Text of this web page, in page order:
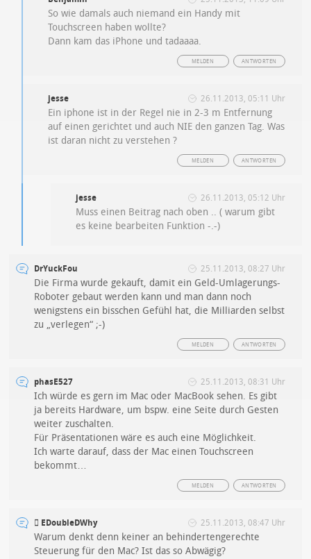
So wie damals auch niemand ein Handy mit
Touchscreen haben wollte?
Dann kam das iPhone und tadaaaa.
ANTWORTEN
MELDEN
jesse 26.11.2013, 05:11 Uhr
Ein iphone ist in der Regel nie in 2-3 m Entfernung
auf einen gerichtet und auch NIE den ganzen Tag. Was
ist daran nicht zu verstehen ?
ANTWORTEN
MELDEN
jesse 26.11.2013, 05:12 Uhr
Muss einen Beitrag nach oben .. ( warum gibt
es keine bearbeiten Funktion -.-)
DrYuckFou 25.11.2013, 08:27 Uhr
Die Firma wurde gekauft, damit ein Geld-Umlagerungs-
Roboter gebaut werden kann und man dann noch
wenigstens ein bisschen Gefühl hat, die Milliarden selbst
zu „verlegen“ ;-)
ANTWORTEN
MELDEN
phasE527 25.11.2013, 08:31 Uhr
Ich würde es gern im Mac oder MacBook sehen. Es gibt
ja bereits Hardware, um bspw. eine Seite durch Gesten
weiter zuschalten.
Für Präsentationen wäre es auch eine Möglichkeit.
Ich warte darauf, dass der Mac einen Touchscreen
bekommt…
ANTWORTEN
MELDEN
 EDoubleDWhy 25.11.2013, 08:47 Uhr
Warum denkt denn keiner an behindertengerechte
Steuerung für den Mac? Ist das so Abwägig?